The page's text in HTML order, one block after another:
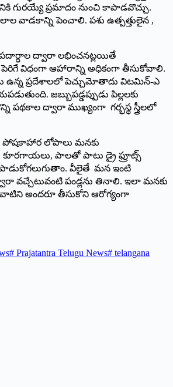
గురయ్యే ప్రమాదం నుంచి కాపాడవొచ్చు.
వాడకాన్ని పెంచాలి. పశు ఉత్పత్తులైన ,
ద్వారా లభించనట్లయితే
పెరిగే విధంగా ఆహారాన్ని అధికంగా తీసుకోవాలి.
ఉన్న ప్రదేశాలలో పెచ్చుమోతాదు విటమిన్‌-ఎ
జబ్బుపడ్డప్పుడు పిల్లలకు
పథకాల ద్వారా ముఖ్యంగా గర్భస్థ స్త్రీలలో
పోషకాహార లోపాలు మనకు
కూరగాయలు, పాలతో పాటు డ్రై ఫ్రూట్స్‌
వీలైతే మన ఇంటి
వచ్చేటువంటి పండ్లను తినాలి. ఇలా మనకు
అందరూ తీసుకోని ఆరోగ్యంగా
# Prajatantra Telugu News# telangana